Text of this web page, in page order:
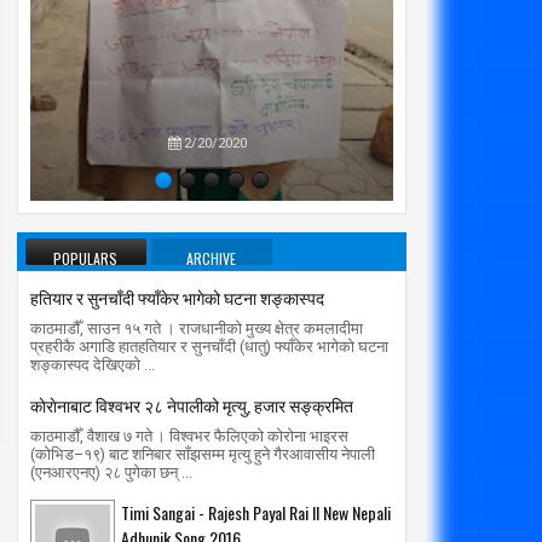
राजधानीको प्रतीक्षामा विराटनगर
radio makalu
‘सङ्घीय सरकारको जानकारीमा
भ्रमण’
radio makalu
2/20/2020
POPULARS ARCHIVE
हतियार र सुनचाँदी फ्याँकेर भागेको घटना शङ्कास्पद
काठमाडौँ, साउन १५ गते । राजधानीको मुख्य क्षेत्र कमलादीमा
प्रहरीकै अगाडि हातहतियार र सुनचाँदी (धातु) फ्याँकेर भागेको घटना
शङ्कास्पद देखिएको ...
काेराेनाबाट विश्वभर २८ नेपालीको मृत्यु, हजार सङ्क्रमित
काठमाडौँ, वैशाख ७ गते । विश्वभर फैलिएको कोरोना भाइरस
(कोभिड–१९) बाट शनिबार साँझसम्म मृत्यु हुने गैरआवासीय नेपाली
(एनआरएनए) २८ पुगेका छन् ...
Timi Sangai - Rajesh Payal Rai ll New Nepali